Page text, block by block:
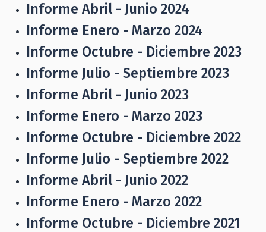
Informe Abril - Junio 2024
Informe Enero - Marzo 2024
Informe Octubre - Diciembre 2023
Informe Julio - Septiembre 2023
Informe Abril - Junio 2023
Informe Enero - Marzo 2023
Informe Octubre - Diciembre 2022
Informe Julio - Septiembre 2022
Informe Abril - Junio 2022
Informe Enero - Marzo 2022
Informe Octubre - Diciembre 2021